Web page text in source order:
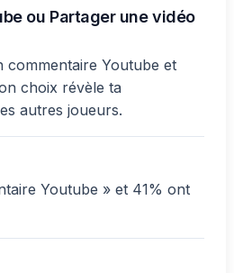
ou Partager une vidéo
commentaire Youtube et
choix révèle ta
autres joueurs.
Youtube » et 41% ont